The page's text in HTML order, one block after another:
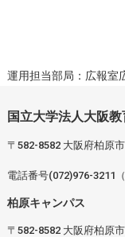
運用担当部局：広報室
国立大学法人大阪
〒582-8582 大阪府柏原
電話番号(072)976-3211（
柏原キャンパス
〒582-8582 大阪府柏原